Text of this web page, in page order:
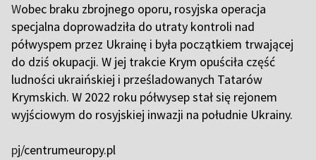
Wobec braku zbrojnego oporu, rosyjska operacja
specjalna doprowadziła do utraty kontroli nad
półwyspem przez Ukrainę i była początkiem trwającej
do dziś okupacji. W jej trakcie Krym opuściła część
ludności ukraińskiej i prześladowanych Tatarów
Krymskich. W 2022 roku półwysep stał się rejonem
wyjściowym do rosyjskiej inwazji na południe Ukrainy.
pj/centrumeuropy.pl